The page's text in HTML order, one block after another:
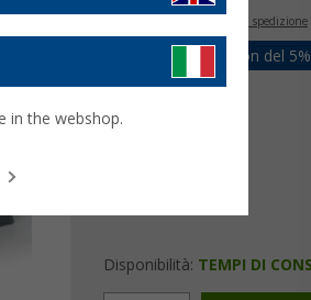
+ Spese di spedizione
Assicurati un coupon del
Disponibilità: TEMPI DI
in the webshop.